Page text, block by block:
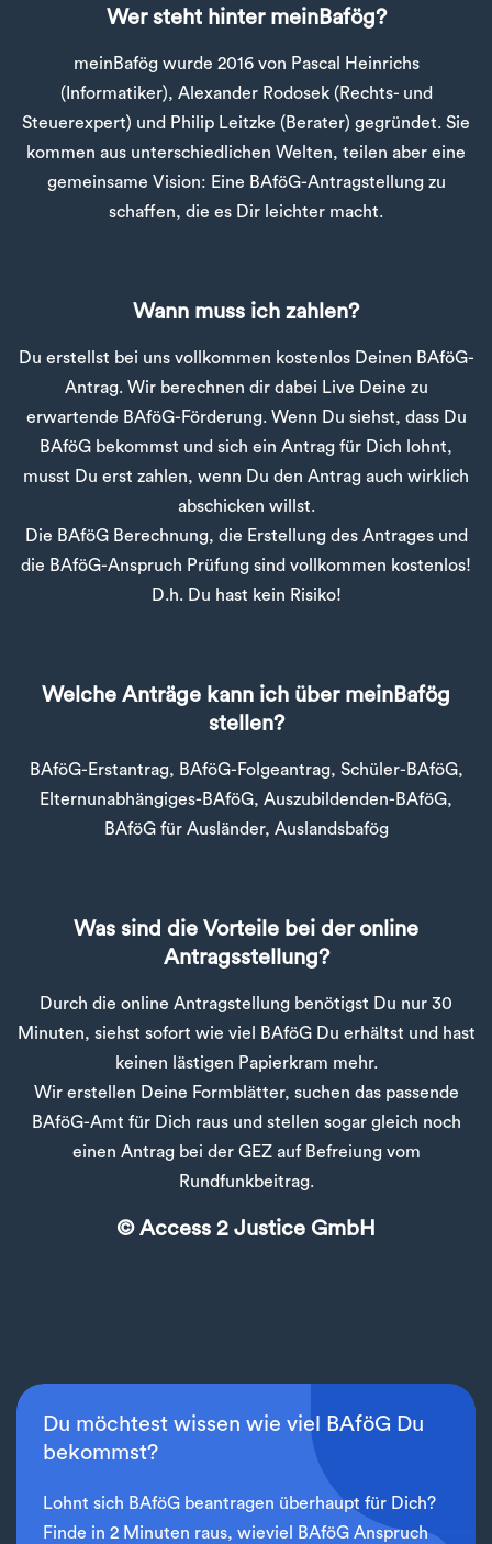
Wer steht hinter meinBafög?
meinBafög wurde 2016 von Pascal Heinrichs
(Informatiker), Alexander Rodosek (Rechts- und
Steuerexpert) und Philip Leitzke (Berater) gegründet. Sie
kommen aus unterschiedlichen Welten, teilen aber eine
gemeinsame Vision: Eine BAföG-Antragstellung zu
schaffen, die es Dir leichter macht.
Wann muss ich zahlen?
Du erstellst bei uns vollkommen kostenlos Deinen BAföG-
Antrag. Wir berechnen dir dabei Live Deine zu
erwartende BAföG-Förderung. Wenn Du siehst, dass Du
BAföG bekommst und sich ein Antrag für Dich lohnt,
musst Du erst zahlen, wenn Du den Antrag auch wirklich
abschicken willst.
Die BAföG Berechnung, die Erstellung des Antrages und
die BAföG-Anspruch Prüfung sind vollkommen kostenlos!
D.h. Du hast kein Risiko!
Welche Anträge kann ich über meinBafög
stellen?
BAföG-Erstantrag, BAföG-Folgeantrag, Schüler-BAföG,
Elternunabhängiges-BAföG, Auszubildenden-BAföG,
BAföG für Ausländer, Auslandsbafög
Was sind die Vorteile bei der online
Antragsstellung?
Durch die online Antragstellung benötigst Du nur 30
Minuten, siehst sofort wie viel BAföG Du erhältst und hast
keinen lästigen Papierkram mehr.
Wir erstellen Deine Formblätter, suchen das passende
BAföG-Amt für Dich raus und stellen sogar gleich noch
einen Antrag bei der GEZ auf Befreiung vom
Rundfunkbeitrag.
© Access 2 Justice GmbH
Du möchtest wissen wie viel BAföG Du
bekommst?
Lohnt sich BAföG beantragen überhaupt für Dich?
Finde in 2 Minuten raus, wieviel BAföG Anspruch